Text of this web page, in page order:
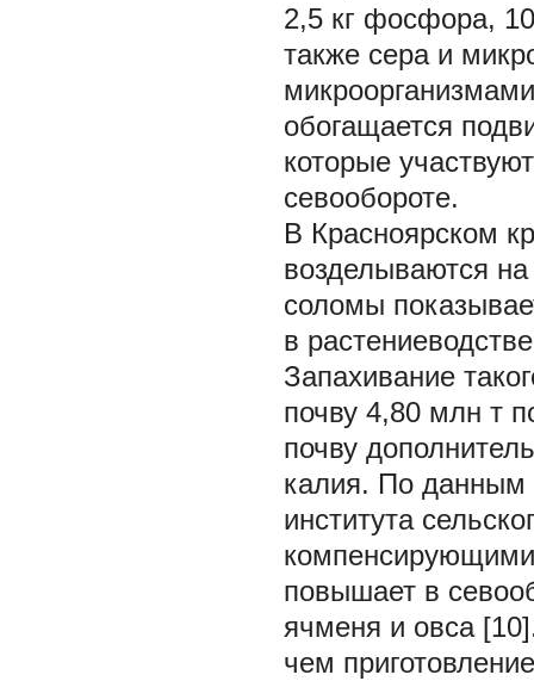
2,5 кг фосфора,
также сера и
обогащается
которые
севообороте.
В Красноярском
возделываются
соломы
в
Запахивание
почву 4,80 млн т
почву
калия. По данным
института
повышает в
ячменя и овса
чем